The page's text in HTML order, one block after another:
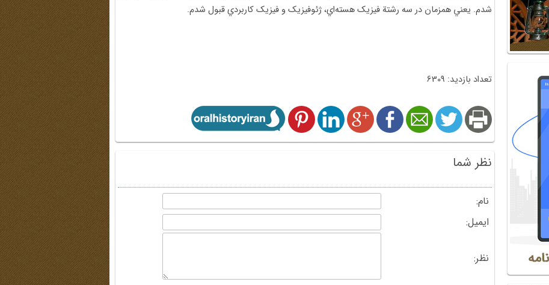
شدم. يعني همزمان در سه رشتة فيزيک هسته‌اي، ژئوفيزيک و فيزيک کاربردي قبول شدم.
تعداد بازدید: 6309
نظر شما
نام:
ایمیل:
نظر: